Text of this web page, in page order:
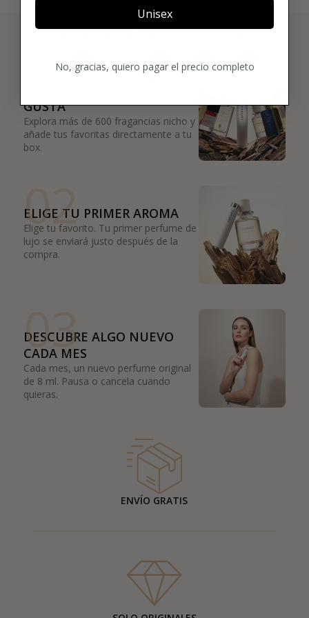
01
GUSTA
Explora más de 600 fragancias nicho y
añade tus favoritas directamente a tu
box.
02
ELIGE TU PRIMER AROMA
Elige tu favorito. Tu primer perfume de
lujo se enviará justo después de la
compra.
03
DESCUBRE ALGO NUEVO
CADA MES
Cada mes, un nuevo perfume original
de 8 ml. Pausa o cancela cuando
quieras.
ENVÍO GRATIS
Unisex
No, gracias, quiero pagar el precio completo